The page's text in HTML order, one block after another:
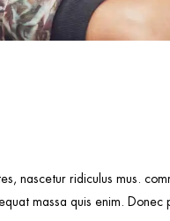
nascetur ridiculus mus.
massa quis enim.